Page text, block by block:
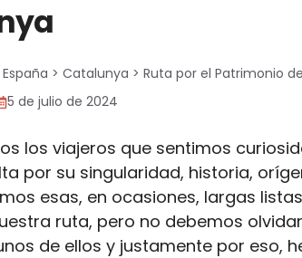
España > Catalunya > Ruta por el Patrimonio
5 de julio de 2024
los viajeros que sentimos
por su singularidad, historia,
esas, en ocasiones, largas
ruta, pero no debemos
de ellos y justamente por eso,